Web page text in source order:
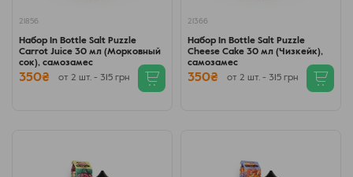
21856
Набор In Bottle Salt Puzzle
Carrot Juice 30 мл (Морковный
сок), самозамес
350₴ от 2 шт. - 315 грн
21366
Набор In Bottle Salt Puzzle
Cheese Cake 30 мл (Чизкейк),
самозамес
350₴ от 2 шт. - 315 грн